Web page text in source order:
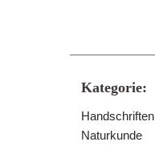
Kategorie:
Handschriften
Naturkunde